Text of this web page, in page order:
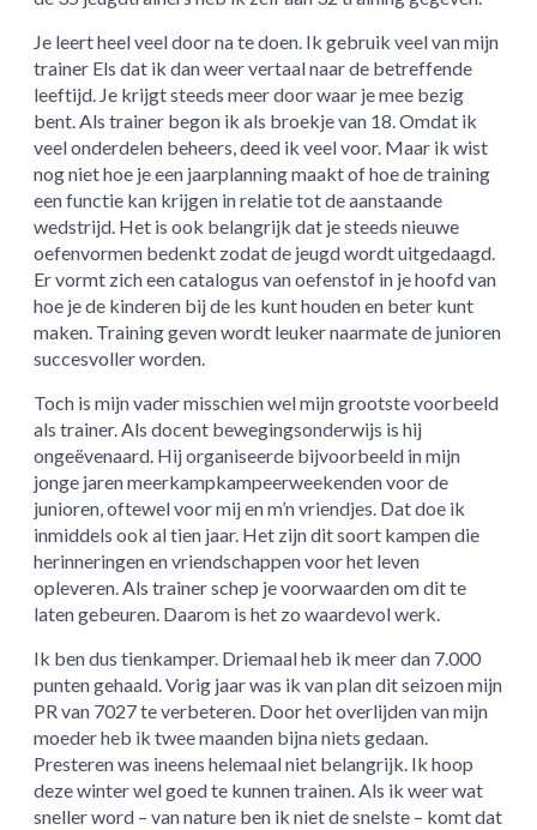
Je leert heel veel door na te doen. Ik gebruik veel van mijn
trainer Els dat ik dan weer vertaal naar de betreffende
leeftijd. Je krijgt steeds meer door waar je mee bezig
bent. Als trainer begon ik als broekje van 18. Omdat ik
veel onderdelen beheers, deed ik veel voor. Maar ik wist
nog niet hoe je een jaarplanning maakt of hoe de training
een functie kan krijgen in relatie tot de aanstaande
wedstrijd. Het is ook belangrijk dat je steeds nieuwe
oefenvormen bedenkt zodat de jeugd wordt uitgedaagd.
Er vormt zich een catalogus van oefenstof in je hoofd van
hoe je de kinderen bij de les kunt houden en beter kunt
maken. Training geven wordt leuker naarmate de junioren
succesvoller worden.
Toch is mijn vader misschien wel mijn grootste voorbeeld
als trainer. Als docent bewegingsonderwijs is hij
ongeëvenaard. Hij organiseerde bijvoorbeeld in mijn
jonge jaren meerkampkampeerweekenden voor de
junioren, oftewel voor mij en m’n vriendjes. Dat doe ik
inmiddels ook al tien jaar. Het zijn dit soort kampen die
herinneringen en vriendschappen voor het leven
opleveren. Als trainer schep je voorwaarden om dit te
laten gebeuren. Daarom is het zo waardevol werk.
Ik ben dus tienkamper. Driemaal heb ik meer dan 7.000
punten gehaald. Vorig jaar was ik van plan dit seizoen mijn
PR van 7027 te verbeteren. Door het overlijden van mijn
moeder heb ik twee maanden bijna niets gedaan.
Presteren was ineens helemaal niet belangrijk. Ik hoop
deze winter wel goed te kunnen trainen. Als ik weer wat
sneller word – van nature ben ik niet de snelste – komt dat